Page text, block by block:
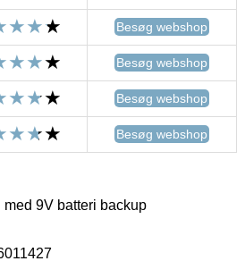
Besøg webshop
Besøg webshop
Besøg webshop
Besøg webshop
med 9V batteri backup